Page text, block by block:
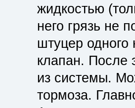
жидкостью
него грязь не
штуцер одного
клапан. После
из системы.
тормоза.